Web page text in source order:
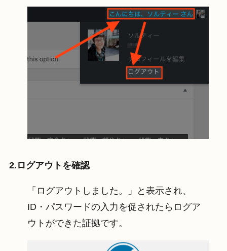
2.ログアウトを確認
「ログアウトしました。」と表示され、
ID・パスワードの入力を促されたらログア
ウトができた証拠です。